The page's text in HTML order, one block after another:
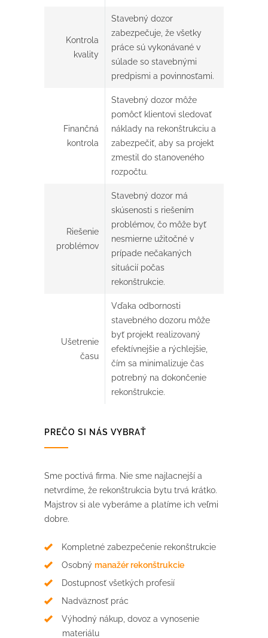
Kontrola
kvality
Stavebný dozor
zabezpečuje, že všetky
práce sú vykonávané v
súlade so stavebnými
predpismi a povinnosťami.
Finančná
kontrola
Stavebný dozor môže
pomôcť klientovi sledovať
náklady na rekonštrukciu a
zabezpečiť, aby sa projekt
zmestil do stanoveného
rozpočtu.
Riešenie
problémov
Stavebný dozor má
skúsenosti s riešením
problémov, čo môže byť
nesmierne užitočné v
prípade nečakaných
situácií počas
rekonštrukcie.
Ušetrenie
času
Vďaka odbornosti
stavebného dozoru môže
byť projekt realizovaný
efektívnejšie a rýchlejšie,
čím sa minimalizuje čas
potrebný na dokončenie
rekonštrukcie.
PREČO SI NÁS VYBRAŤ
Sme poctivá firma. Nie sme najlacnejší a
netvrdíme, že rekonštrukcia bytu trvá krátko.
Majstrov si ale vyberáme a platíme ich veľmi
dobre.
Kompletné zabezpečenie rekonštrukcie
Osobný manažér rekonštrukcie
Dostupnosť všetkých profesií
Nadväznosť prác
Výhodný nákup, dovoz a vynosenie
materiálu